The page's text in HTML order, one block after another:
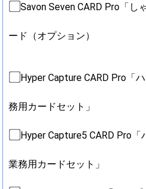
Savon Seven CARD Pro「
ード（オプション）
Hyper Capture CARD Pro「
務用カードセット」
Hyper Capture5 CARD Pro
業務用カードセット」